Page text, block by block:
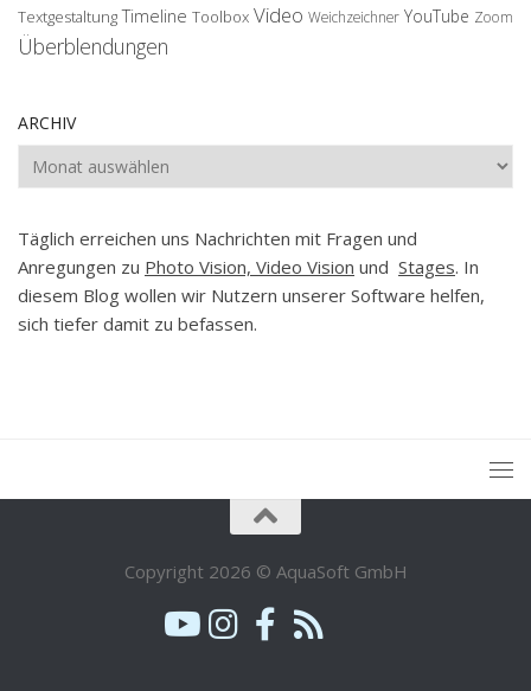
Textgestaltung Timeline Toolbox Video Weichzeichner YouTube Zoom
Überblendungen
ARCHIV
Archiv
Täglich erreichen uns Nachrichten mit Fragen und
Anregungen zu Photo Vision, Video Vision und Stages. In
diesem Blog wollen wir Nutzern unserer Software helfen,
sich tiefer damit zu befassen.
Copyright 2026 © AquaSoft GmbH